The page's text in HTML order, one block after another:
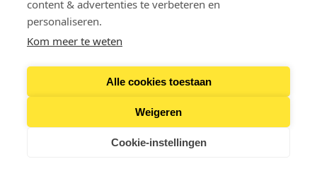
content & advertenties te verbeteren en
personaliseren.
Kom meer te weten
Alle cookies toestaan
Weigeren
Cookie-instellingen
uitgegeven door Departement Economie, Wetenschap en Innovatie
Departement Onderwijs en Vorming
Ondernemen
AHOVOKS
Contacteer ons